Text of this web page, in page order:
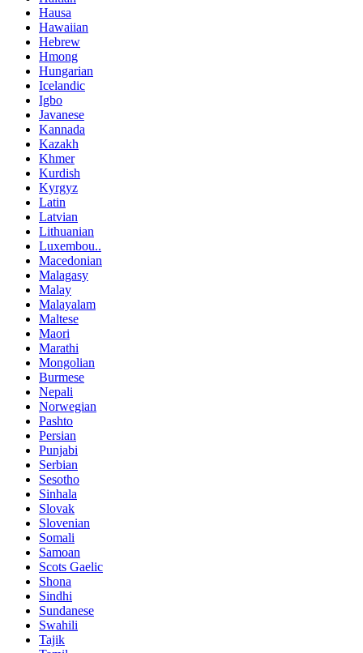
Hausa
Hawaiian
Hebrew
Hmong
Hungarian
Icelandic
Igbo
Javanese
Kannada
Kazakh
Khmer
Kurdish
Kyrgyz
Latin
Latvian
Lithuanian
Luxembou..
Macedonian
Malagasy
Malay
Malayalam
Maltese
Maori
Marathi
Mongolian
Burmese
Nepali
Norwegian
Pashto
Persian
Punjabi
Serbian
Sesotho
Sinhala
Slovak
Slovenian
Somali
Samoan
Scots Gaelic
Shona
Sindhi
Sundanese
Swahili
Tajik